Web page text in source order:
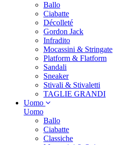
Ballo
Ciabatte
Décolleté
Gordon Jack
Infradito
Mocassini & Stringate
Platform & Flatform
Sandali
Sneaker
Stivali & Stivaletti
TAGLIE GRANDI
Uomo
Uomo
Ballo
Ciabatte
Classiche